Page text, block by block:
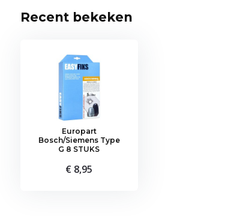
Recent bekeken
Europart
Bosch/Siemens Type
G 8 STUKS
€ 8,95